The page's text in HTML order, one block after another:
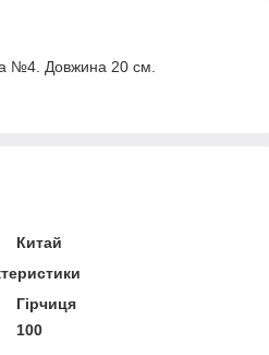
№4. Довжина 20 см.
Китай
Гірчиця
100